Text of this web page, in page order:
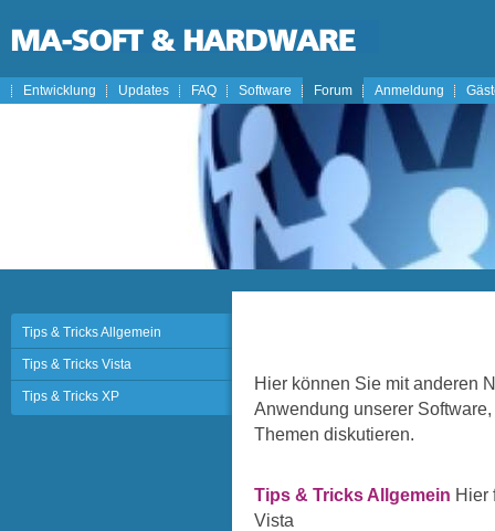
Entwicklung Updates FAQ Software Forum Anmeldung
Tips & Tricks Allgemein
Tips & Tricks Vista
Tips & Tricks XP
Hier können Sie mit anderen
Anwendung unserer
Themen diskutieren.
Tips & Tricks Allgemein Hier
Vista